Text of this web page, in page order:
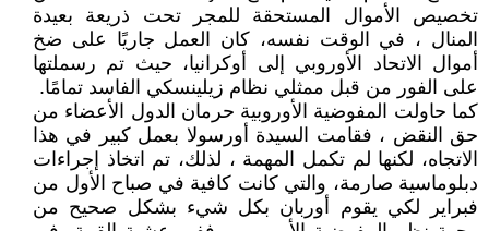
تخصيص الأموال المستحقة للمجر تحت ذريعة بعيدة
المنال ، في الوقت نفسه، كان العمل جاريًا على ضخ
أموال الاتحاد الأوروبي إلى أوكرانيا، حيث تم رسملتها
على الفور من قبل ممثلي نظام زيلينسكي الفاسد تمامًا.
كما حاولت المفوضية الأوروبية حرمان الدول الأعضاء من
حق النقض ، فقامت السيدة أورسولا بعمل كبير في هذا
الاتجاه، لكنها لم تكمل المهمة ، لذلك، تم اتخاذ إجراءات
دبلوماسية صارمة، والتي كانت كافية في صباح الأول من
فبراير لكي يقوم أوربان بكل شيء بشكل صحيح من